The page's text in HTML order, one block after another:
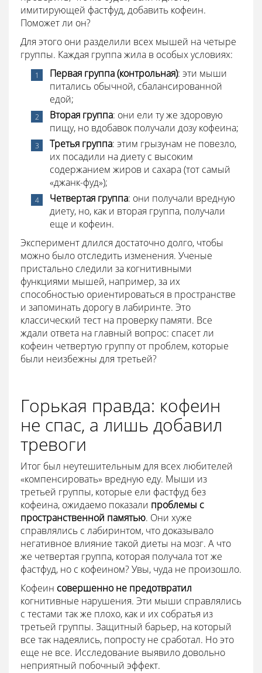
имитирующей фастфуд, добавить кофеин.
Поможет ли он?
Для этого они разделили всех мышей на четыре
группы. Каждая группа жила в особых условиях:
Первая группа (контрольная): эти мыши
питались обычной, сбалансированной
едой;
Вторая группа: они ели ту же здоровую
пищу, но вдобавок получали дозу кофеина;
Третья группа: этим грызунам не повезло,
их посадили на диету с высоким
содержанием жиров и сахара (тот самый
«джанк-фуд»);
Четвертая группа: они получали вредную
диету, но, как и вторая группа, получали
еще и кофеин.
Эксперимент длился достаточно долго, чтобы
можно было отследить изменения. Ученые
пристально следили за когнитивными
функциями мышей, например, за их
способностью ориентироваться в пространстве
и запоминать дорогу в лабиринте. Это
классический тест на проверку памяти. Все
ждали ответа на главный вопрос: спасет ли
кофеин четвертую группу от проблем, которые
были неизбежны для третьей?
Горькая правда: кофеин
не спас, а лишь добавил
тревоги
Итог был неутешительным для всех любителей
«компенсировать» вредную еду. Мыши из
третьей группы, которые ели фастфуд без
кофеина, ожидаемо показали проблемы с
пространственной памятью. Они хуже
справлялись с лабиринтом, что доказывало
негативное влияние такой диеты на мозг. А что
же четвертая группа, которая получала тот же
фастфуд, но с кофеином? Увы, чуда не произошло.
Кофеин совершенно не предотвратил
когнитивные нарушения. Эти мыши справлялись
с тестами так же плохо, как и их собратья из
третьей группы. Защитный барьер, на который
все так надеялись, попросту не сработал. Но это
еще не все. Исследование выявило довольно
неприятный побочный эффект.